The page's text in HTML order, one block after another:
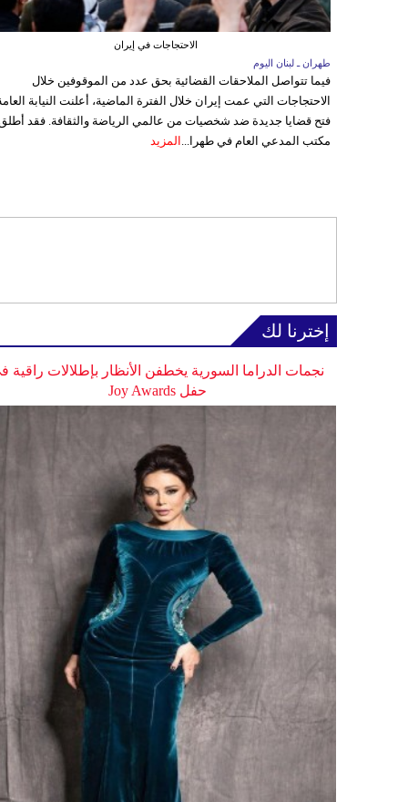
الاحتجاجات في إيران
طهران ـ لبنان اليوم
فيما تتواصل الملاحقات القضائية بحق عدد من الموقوفين خلال
الاحتجاجات التي عمت إيران خلال الفترة الماضية، أعلنت النيابة
فتح قضايا جديدة ضد شخصيات من عالمي الرياضة والثقافة. فقد
مكتب المدعي العام في طهرا... المزيد
إخترنا لك
نجمات الدراما السورية يخطفن الأنظار بإطلالات راقية
حفل Joy Awards